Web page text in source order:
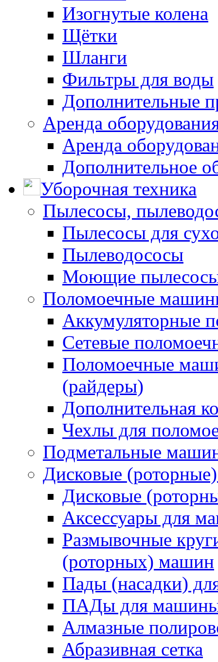
Изогнутые колена
Щётки
Шланги
Фильтры для воды
Дополнительные
Аренда
Аренда
Дополнительное
Уборочная техника
Пылесосы,
Пылесосы для
Пылеводососы
Моющие пылесосы
Поломоечные
Аккумуляторные
Сетевые
Поломоечные
(райдеры)
Дополнительная
Чехлы для
Подметальные
Дисковые
Дисковые
Аксессуары для
Размывочные
(роторных) машин
Пады (насадки)
ПАДы для
Алмазные
Абразивная сетка